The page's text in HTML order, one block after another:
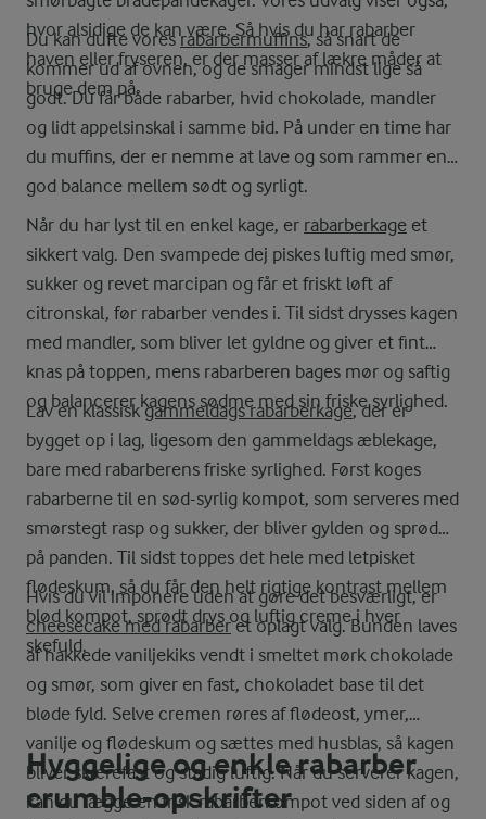
hvor alsidige de kan være. Så hvis du har rabarber
haven eller fryseren, er der masser af lækre måder at
bruge dem på.
Du kan dufte voresrabarbermuffins, så snart de
kommer ud af ovnen, og de smager mindst lige så
godt. Du får både rabarber, hvid chokolade, mandler
og lidt appelsinskal i samme bid. På under en time har
du muffins, der er nemme at lave og som rammer en
god balance mellem sødt og syrligt.
Når du har lyst til en enkel kage, er rabarberkage et
sikkert valg. Den svampede dej piskes luftig med smør,
sukker og revet marcipan og får et friskt løft af
citronskal, før rabarber vendes i. Til sidst drysses kagen
med mandler, som bliver let gyldne og giver et fint
knas på toppen, mens rabarberen bages mør og saftig
og balancerer kagens sødme med sin friske syrlighed.
Lav en klassiskgammeldags rabarberkage, der er
bygget op i lag, ligesom den gammeldags æblekage,
bare med rabarberens friske syrlighed. Først koges
rabarberne til en sød-syrlig kompot, som serveres med
smørstegt rasp og sukker, der bliver gylden og sprød
på panden. Til sidst toppes det hele med letpisket
flødeskum, så du får den helt rigtige kontrast mellem
blød kompot, sprødt drys og luftig creme i hver
skefuld.
Hvis du vil imponere uden at gøre det besværligt, er
cheesecake med rabarberet oplagt valg. Bunden laves
af hakkede vaniljekiks vendt i smeltet mørk chokolade
og smør, som giver en fast, chokoladet base til det
bløde fyld. Selve cremen røres af flødeost, ymer,
vanilje og flødeskum og sættes med husblas, så kagen
bliver skærefast og stadig luftig. Når du serverer kagen,
kan du lægge en frisk rabarberkompot ved siden af og
Hyggelige og enkle rabarber
crumble-opskrifter